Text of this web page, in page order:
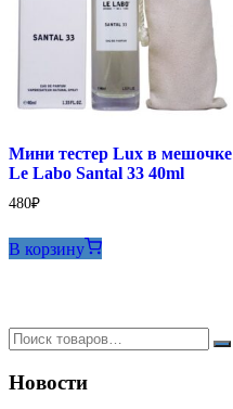
Мини тестер Lux в мешочке
Le Labo Santal 33 40ml
480₽
В корзину
Новости